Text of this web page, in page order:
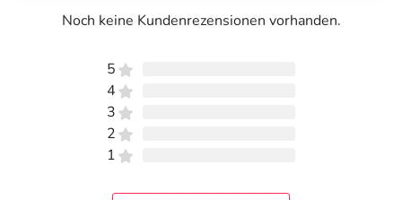
PDF des Beipackzettelskönnen Sie sich oben
Noch keine Kundenrezensionen vorhanden.
5
4
3
2
1